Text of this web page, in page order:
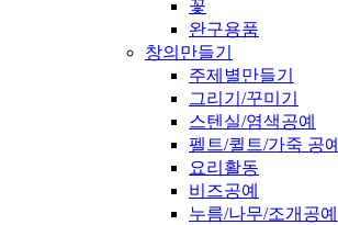
꽃
완구용품
창의만들기
주제별만들기
그리기/꾸미기
스텐실/염색공예
펠트/퀼트/가죽 공예
요리활동
비즈공예
누름/나무/조개공예